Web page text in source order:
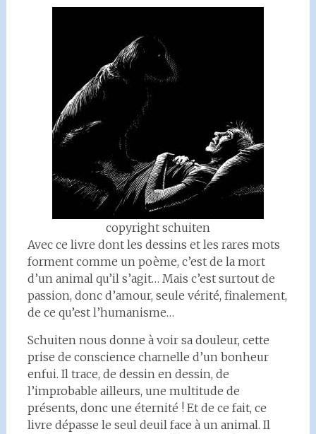
copyright schuiten
Avec ce livre dont les dessins et les rares mots
forment comme un poème, c’est de la mort
d’un animal qu’il s’agit… Mais c’est surtout de
passion, donc d’amour, seule vérité, finalement,
de ce qu’est l’humanisme…
Schuiten nous donne à voir sa douleur, cette
prise de conscience charnelle d’un bonheur
enfui. Il trace, de dessin en dessin, de
l’improbable ailleurs, une multitude de
présents, donc une éternité ! Et de ce fait, ce
livre dépasse le seul deuil face à un animal. Il